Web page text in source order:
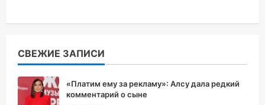
СВЕЖИЕ ЗАПИСИ
«Платим ему за рекламу»: Алсу дала редкий
комментарий о сыне